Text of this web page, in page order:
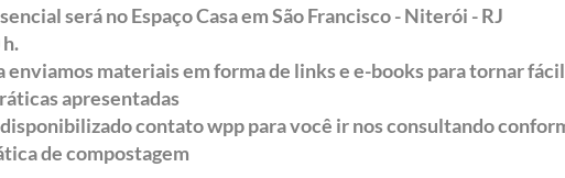
será no Espaço Casa em São Francisco - Niterói - RJ
enviamos materiais em forma de links e e-books para tornar
apresentadas
contato wpp para você ir nos consultando
de compostagem